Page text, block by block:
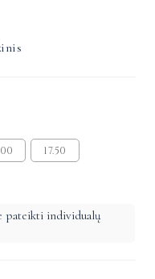
17.50
pateikti individualų